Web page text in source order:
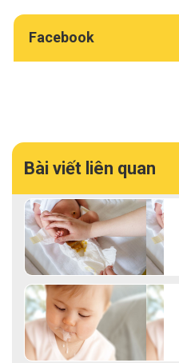
Facebook
Bài viết liên quan